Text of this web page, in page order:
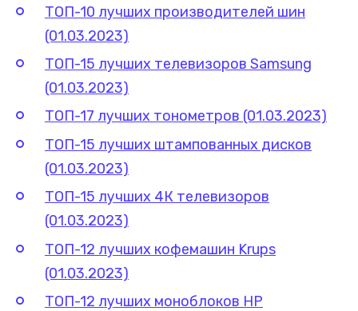
ТОП-10 лучших производителей шин
(01.03.2023)
ТОП-15 лучших телевизоров Samsung
(01.03.2023)
ТОП-17 лучших тонометров (01.03.2023)
ТОП-15 лучших штампованных дисков
(01.03.2023)
ТОП-15 лучших 4К телевизоров
(01.03.2023)
ТОП-12 лучших кофемашин Krups
(01.03.2023)
ТОП-12 лучших моноблоков HP